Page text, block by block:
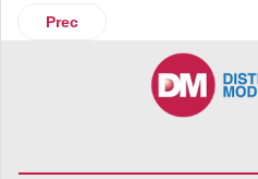
Articolo precedente:
Prec